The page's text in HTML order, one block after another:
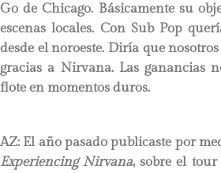
Go de Chicago. Básicamente su
escenas locales. Con Sub Pop
desde el noroeste. Diría que
gracias a Nirvana. Las ganancias
flote en momentos duros.
AZ: El año pasado publicaste por
Experiencing Nirvana, sobre el